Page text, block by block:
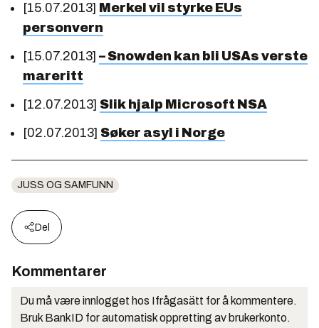
[15.07.2013] Merkel vil styrke EUs
personvern
[15.07.2013] – Snowden kan bli USAs verste
mareritt
[12.07.2013] Slik hjalp Microsoft NSA
[02.07.2013] Søker asyl i Norge
JUSS OG SAMFUNN
Del
Kommentarer
Du må være innlogget hos Ifrågasätt for å kommentere.
Bruk BankID for automatisk oppretting av brukerkonto.